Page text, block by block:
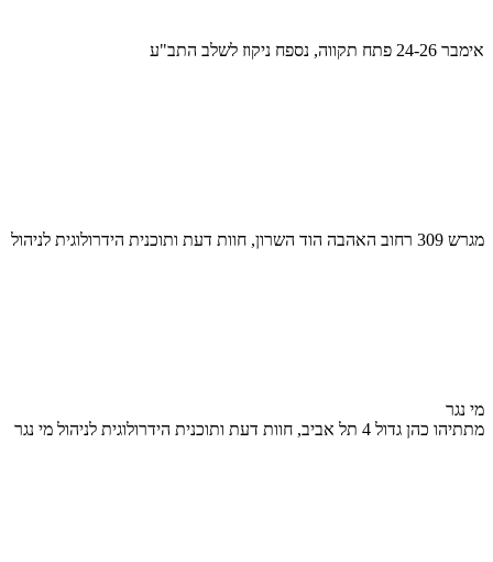
אימבר 24-26 פתח תקווה, נספח ניקוז לשלב התב"ע
מגרש 309 רחוב האהבה הוד השרון, חוות דעת ותוכנית הידרולוגית לניהול
מי נגר
מתתיהו כהן גדול 4 תל אביב, חוות דעת ותוכנית הידרולוגית לניהול מי נגר